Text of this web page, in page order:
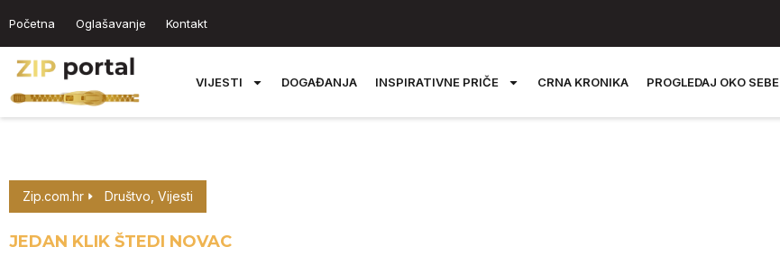
Početna Oglašavanje Kontakt
VIJESTI DOGAĐANJA INSPIRATIVNE PRIČE CRNA KRONIKA PROGLEDAJ OKO SEBE
Zip.com.hr Društvo Vijesti
JEDAN KLIK ŠTEDI NOVAC